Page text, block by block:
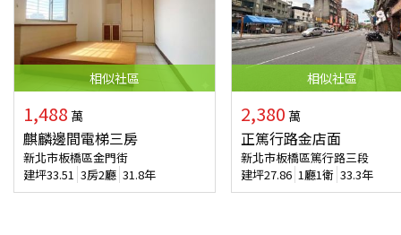
相似社區
1,488 萬
麒麟邊間電梯三房
新北市板橋區金門街
建坪33.51 3房2廳 31.8年
相似社區
2,380 萬
正篤行路金店面
新北市板橋區篤行路三段
建坪27.86 1廳1衛 33.3年